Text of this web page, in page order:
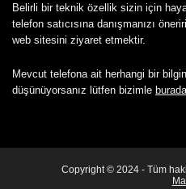
Belirli bir teknik özellik sizin için
telefon satıcısına danışmanızı
web sitesini ziyaret etmektir.
Mevcut telefona ait herhangi bir
düşünüyorsanız lütfen bizimle
Copyright © 2024 - Tüm